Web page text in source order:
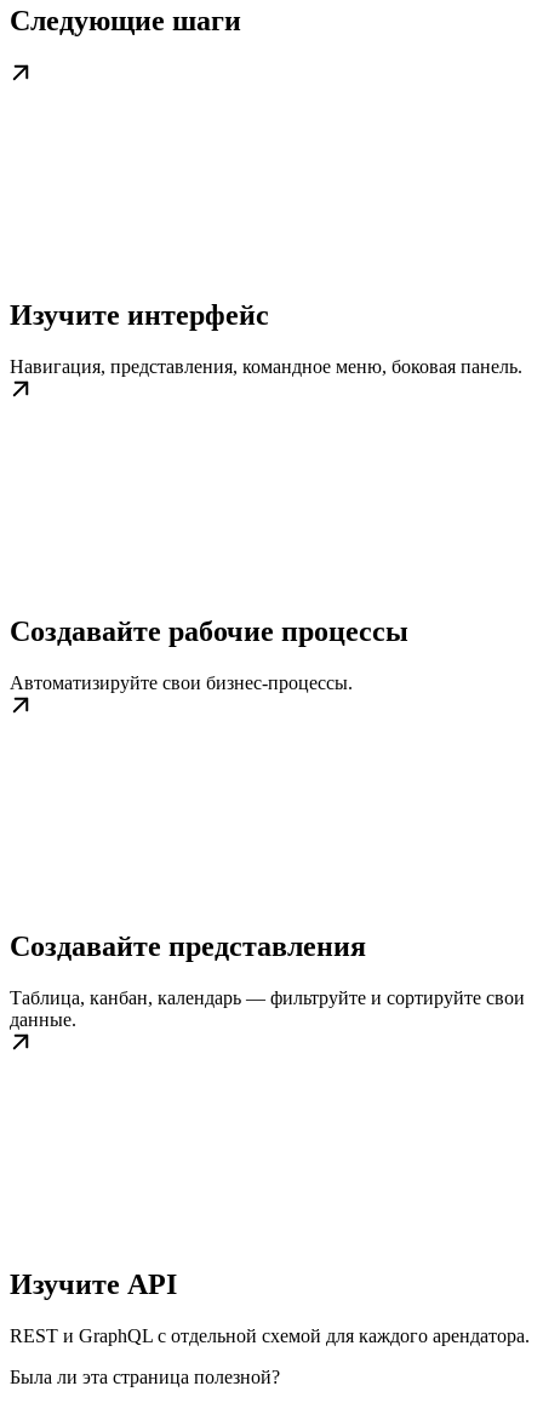
Следующие шаги
Изучите интерфейс
Навигация, представления, командное меню, боковая панель.
Создавайте рабочие процессы
Автоматизируйте свои бизнес-процессы.
Создавайте представления
Таблица, канбан, календарь — фильтруйте и сортируйте свои
данные.
Изучите API
REST и GraphQL с отдельной схемой для каждого арендатора.
Была ли эта страница полезной?